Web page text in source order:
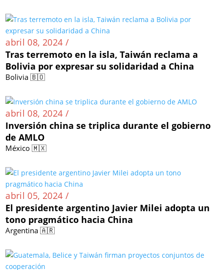
abril 08, 2024 /
Tras terremoto en la isla, Taiwán reclama a
Bolivia por expresar su solidaridad a China
Bolivia 🇧🇴
abril 08, 2024 /
Inversión china se triplica durante el gobierno
de AMLO
México 🇲🇽
abril 05, 2024 /
El presidente argentino Javier Milei adopta un
tono pragmático hacia China
Argentina 🇦🇷